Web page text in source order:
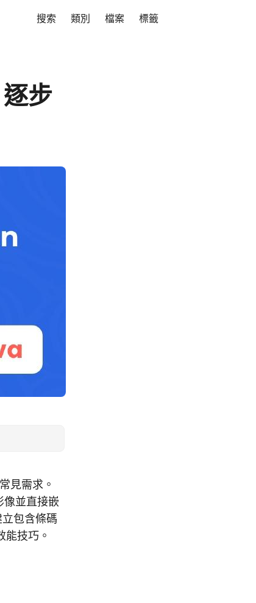
搜索 類別 檔案 標籤
步
見需求。
像並直接嵌
包含條碼
技巧。